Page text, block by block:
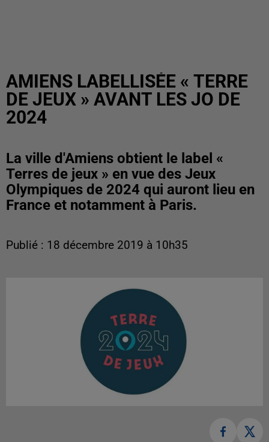
AMIENS LABELLISÉE « TERRE
DE JEUX » AVANT LES JO DE
2024
La ville d'Amiens obtient le label «
Terres de jeux » en vue des Jeux
Olympiques de 2024 qui auront lieu en
France et notamment à Paris.
Publié : 18 décembre 2019 à 10h35